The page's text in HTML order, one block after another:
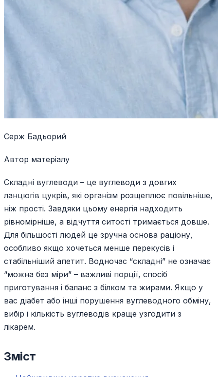
Серж Бадьорий
Автор матеріалу
Складні вуглеводи – це вуглеводи з довгих
ланцюгів цукрів, які організм розщеплює повільніше,
ніж прості. Завдяки цьому енергія надходить
рівномірніше, а відчуття ситості тримається довше.
Для більшості людей це зручна основа раціону,
особливо якщо хочеться менше перекусів і
стабільніший апетит. Водночас “складні” не означає
“можна без міри” – важливі порції, спосіб
приготування і баланс з білком та жирами. Якщо у
вас діабет або інші порушення вуглеводного обміну,
вибір і кількість вуглеводів краще узгодити з
лікарем.
Зміст